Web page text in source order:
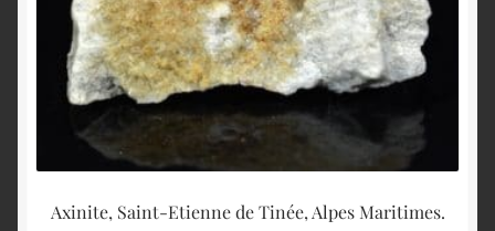
Axinite, Saint-Etienne de Tinée, Alpes Maritimes.